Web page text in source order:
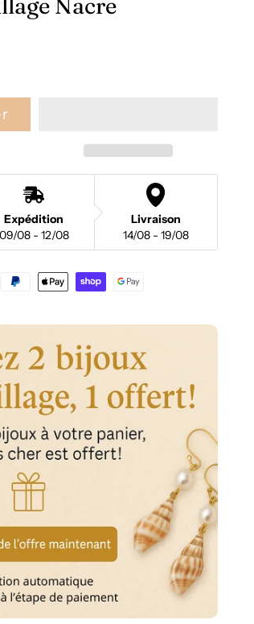
Expédition
09/08 - 12/08
Livraison
14/08 - 19/08